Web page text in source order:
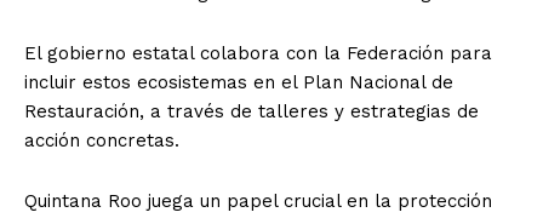
El gobierno estatal colabora con la Federación para
incluir estos ecosistemas en el Plan Nacional de
Restauración, a través de talleres y estrategias de
acción concretas.
Quintana Roo juega un papel crucial en la protección